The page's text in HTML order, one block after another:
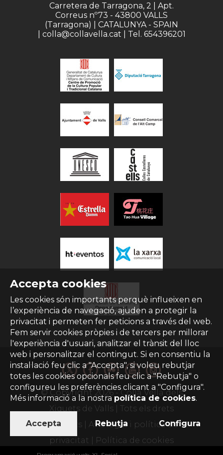
Accepta cookies
Les cookies són importants perquè influeixen en
l’experiència de navegació, ajuden a protegir la
privacitat i permeten fer peticions a través del web.
Fem servir cookies pròpies i de tercers per millorar
l'experiència d'usuari, analitzar el trànsit del lloc
web i personalitzar el contingut. Si en consentiu la
instal·lació feu clic a "Accepta", si voleu rebutjar
totes les cookies opcionals feu clic a "Rebutja" o
configureu les preferències clicant a "Configura".
Més informació a la nostrapolítica de cookies.
Accepta Rebutja Configura
Carretera de Tarragona, 2 | Apt.
Correus nº73 - 43800 VALLS
(Tarragona) | CATALUNYA - SPAIN
| colla@collavella.cat | Tel. 654396201
© Copyright2026- Colla Vella dels
Xiquets de Valls | Tots els drets
reservats | Avís legal i política de
privacitat
Política de cookies